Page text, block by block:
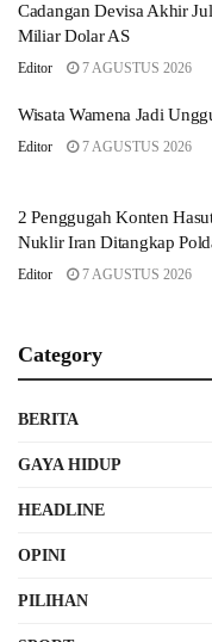
Cadangan Devisa Akhir
Miliar Dolar AS
Editor 7 AGUSTUS 2026
Wisata Wamena Jadi
Editor 7 AGUSTUS 2026
2 Penggugah Konten
Nuklir Iran Ditangkap
Editor 7 AGUSTUS 2026
Category
BERITA
GAYA HIDUP
HEADLINE
OPINI
PILIHAN